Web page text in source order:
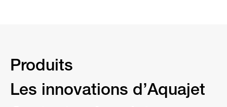
Produits
Les innovations d’Aquajet